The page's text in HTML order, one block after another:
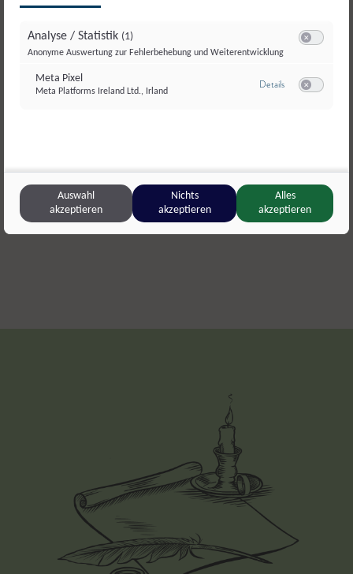
Maurachhof,Großarl
Zirbenbrand
Nusslikör
Analyse / Statistik (1)
Anonyme Auswertung zur Fehlerbehebung und Weiterentwicklung
Meta Pixel
Meta Platforms Ireland Ltd., Irland
Detailszu Meta Pixel
Auswahl
akzeptieren
Nichts
akzeptieren
Alles
akzeptieren